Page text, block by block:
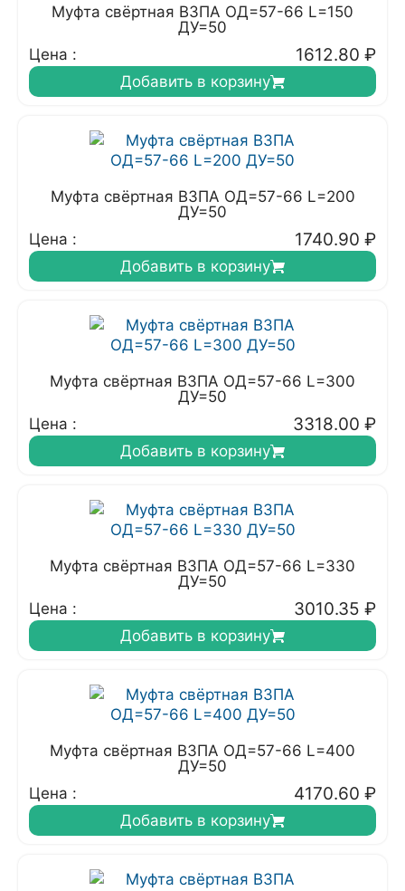
Муфта свёртная ВЗПА ОД=57-66 L=150
ДУ=50
Цена :
1612.80 ₽
Добавить в корзину
Муфта свёртная ВЗПА ОД=57-66 L=200
ДУ=50
Цена :
1740.90 ₽
Добавить в корзину
Муфта свёртная ВЗПА ОД=57-66 L=300
ДУ=50
Цена :
3318.00 ₽
Добавить в корзину
Муфта свёртная ВЗПА ОД=57-66 L=330
ДУ=50
Цена :
3010.35 ₽
Добавить в корзину
Муфта свёртная ВЗПА ОД=57-66 L=400
ДУ=50
Цена :
4170.60 ₽
Добавить в корзину